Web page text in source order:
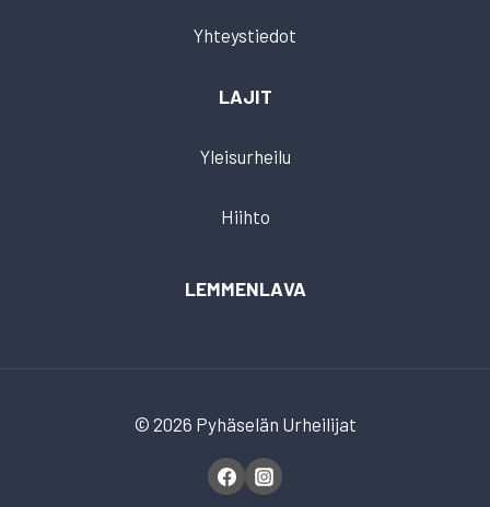
Yhteystiedot
LAJIT
Yleisurheilu
Hiihto
LEMMENLAVA
© 2026 Pyhäselän Urheilijat